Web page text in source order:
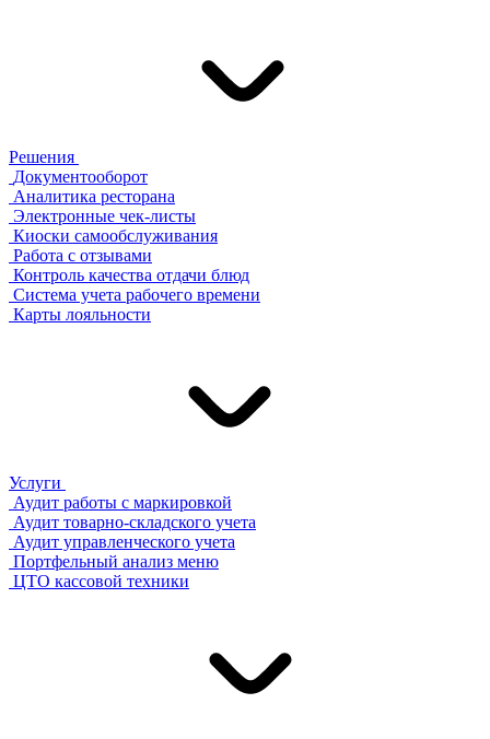
Решения
Документооборот
Аналитика ресторана
Электронные чек-листы
Киоски самообслуживания
Работа с отзывами
Контроль качества отдачи блюд
Система учета рабочего времени
Карты лояльности
Услуги
Аудит работы с маркировкой
Аудит товарно-складского учета
Аудит управленческого учета
Портфельный анализ меню
ЦТО кассовой техники